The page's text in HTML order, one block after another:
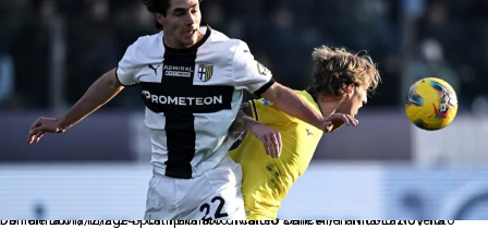
Db Parma 01/12/2024 - campionato di calcio serie A / Parma-Lazio / foto Daniele Buffa/Image Sport nella foto: Matteo Cancellieri-Nicolo' Rovella